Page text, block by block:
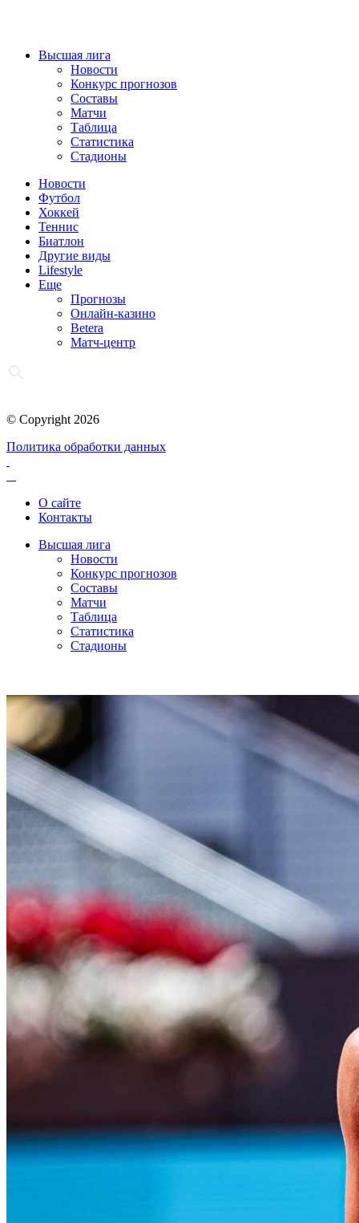
Высшая лига
Новости
Конкурс прогнозов
Составы
Матчи
Таблица
Статистика
Стадионы
Новости
Футбол
Хоккей
Теннис
Биатлон
Другие виды
Lifestyle
Еще
Прогнозы
Онлайн-казино
Betera
Матч-центр
© Copyright 2026
Политика обработки данных
О сайте
Контакты
Высшая лига
Новости
Конкурс прогнозов
Составы
Матчи
Таблица
Статистика
Стадионы